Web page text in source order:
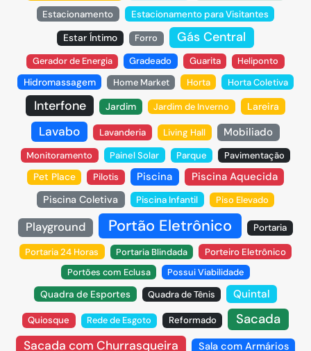
Estacionamento
Estacionamento para Visitantes
Estar Íntimo Forro Gás Central
Gerador de Energia Gradeado Guarita
Heliponto
Hidromassagem
Home Market Horta Horta Coletiva
Interfone Jardim Jardim de Inverno Lareira
Lavabo Lavanderia Living Hall Mobiliado
Monitoramento Painel Solar Parque Pavimentação
Pet Place Pilotis Piscina Piscina Aquecida
Piscina Coletiva Piscina Infantil Piso Elevado
Playground Portão Eletrônico Portaria
Portaria 24 Horas Portaria Blindada
Porteiro Eletrônico
Portões com Eclusa
Possui Viabilidade
Quadra de Esportes
Quadra de Tênis Quintal
Quiosque Rede de Esgoto Reformado Sacada
Sacada com Churrasqueira Sala com Armários